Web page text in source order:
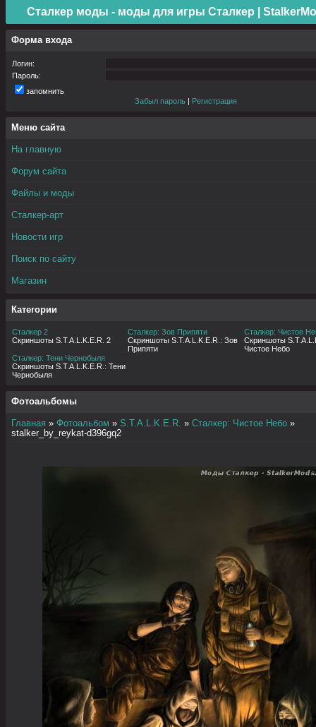
Сталкер моды - моды для игры Сталкер |
Форма входа
Логин:
Пароль:
запомнить
Забыл пароль | Регистрация
Меню сайта
На главную
Форум сайта
Файлы и моды
Сталкер-арт
Новости игр
Поиск по сайту
Магазин
Категории
Сталкер 2
Скриншоты S.T.A.L.K.E.R. 2
Сталкер: Зов Припяти
Скриншоты S.T.A.L.K.E.R.: Зов
Припяти
Сталкер: Чистое
Скриншоты
Чистое Небо
Сталкер: Тени Чернобыля
Скриншоты S.T.A.L.K.E.R.: Тени
Чернобыля
Фотоальбомы
Главная » Фотоальбом » S.T.A.L.K.E.R. » Сталкер: Чистое Небо »
stalker_by_reykat-d396gq2